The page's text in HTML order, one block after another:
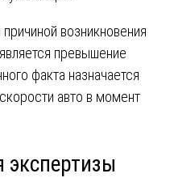
возникновения
превышение
факта назначается
авто в момент
экспертизы